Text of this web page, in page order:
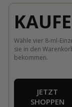
Wähle vier 8-ml-
sie in den
bekommen.
JETZT
SHOPPEN